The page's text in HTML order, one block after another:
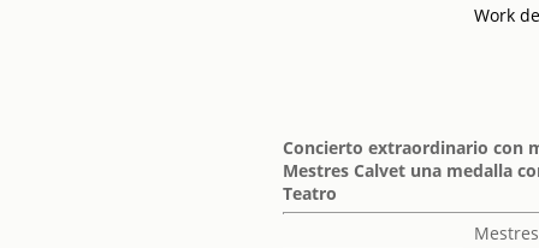
Work
Concierto extraordinario con
Mestres Calvet una medalla
Teatro